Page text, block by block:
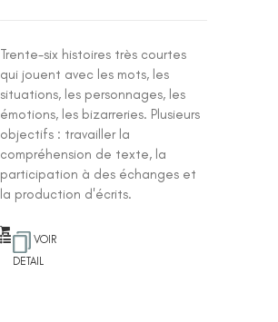
Trente-six histoires très courtes
qui jouent avec les mots, les
situations, les personnages, les
émotions, les bizarreries. Plusieurs
objectifs : travailler la
compréhension de texte, la
participation à des échanges et
la production d'écrits.
VOIR
DETAIL